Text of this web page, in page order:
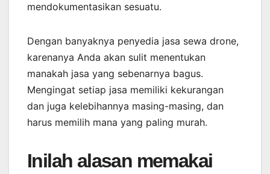
mendokumentasikan sesuatu.
Dengan banyaknya penyedia jasa sewa drone,
karenanya Anda akan sulit menentukan
manakah jasa yang sebenarnya bagus.
Mengingat setiap jasa memiliki kekurangan
dan juga kelebihannya masing-masing, dan
harus memilih mana yang paling murah.
Inilah alasan memakai